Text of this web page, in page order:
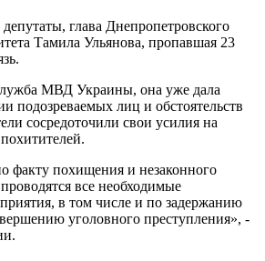
глава Днепропетровского
Тамила Ульянова, пропавшая 23
МВД Украины, она уже дала
подозреваемых лиц и обстоятельств
сосредоточили свои усилия на
факту похищения и незаконного
все необходимые
в том числе и по задержанию
уголовного преступления», -